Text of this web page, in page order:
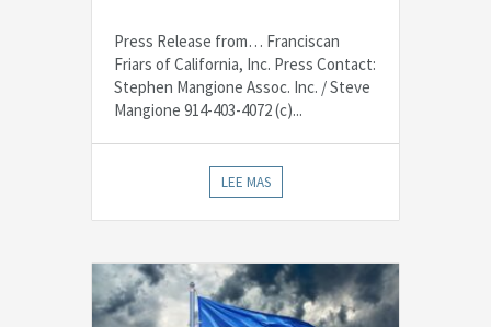
Press Release from… Franciscan
Friars of California, Inc. Press Contact:
Stephen Mangione Assoc. Inc. / Steve
Mangione 914-403-4072 (c)...
LEE MAS